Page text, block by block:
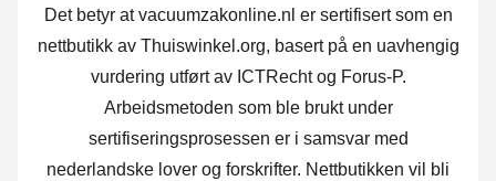
Det betyr at vacuumzakonline.nl er sertifisert som en
nettbutikk av Thuiswinkel.org, basert på en uavhengig
vurdering utført av ICTRecht og Forus-P.
Arbeidsmetoden som ble brukt under
sertifiseringsprosessen er i samsvar med
nederlandske lover og forskrifter. Nettbutikken vil bli